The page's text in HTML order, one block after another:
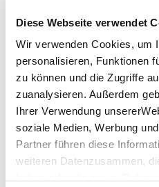
Diese Webseite verwendet
Wir verwenden Cookies, um
personalisieren, Funktionen
zu können und die Zugriffe
zuanalysieren. Außerdem
Ihrer Verwendung
soziale Medien, Werbung
Partner führen diese
weiteren Datenzusammen,
Di. - Do.: 14.00 - 17.00 Uhr
Lage & Kontakt
Katholische Kirche St.
Vendelaustraße 30
72622 Nürtingen
Telefon:0702270892-10
Mail: